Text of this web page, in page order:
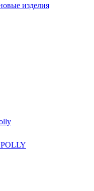
изделия